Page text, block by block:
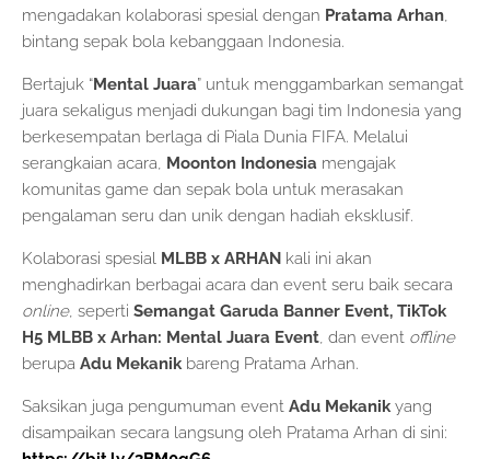
mengadakan kolaborasi spesial dengan Pratama Arhan,
bintang sepak bola kebanggaan Indonesia.
Bertajuk “Mental Juara” untuk menggambarkan semangat
juara sekaligus menjadi dukungan bagi tim Indonesia yang
berkesempatan berlaga di Piala Dunia FIFA. Melalui
serangkaian acara, Moonton Indonesia mengajak
komunitas game dan sepak bola untuk merasakan
pengalaman seru dan unik dengan hadiah eksklusif.
Kolaborasi spesial MLBB x ARHAN kali ini akan
menghadirkan berbagai acara dan event seru baik secara
online, seperti Semangat Garuda Banner Event, TikTok
H5 MLBB x Arhan: Mental Juara Event, dan event offline
berupa Adu Mekanik bareng Pratama Arhan.
Saksikan juga pengumuman event Adu Mekanikyang
disampaikan secara langsung oleh Pratama Arhan di sini: